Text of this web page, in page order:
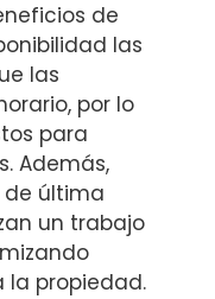
de
las
las
por lo
para
Además,
última
un trabajo
la propiedad.